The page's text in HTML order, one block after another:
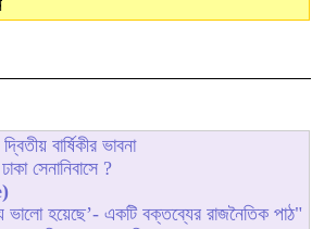
বার্ষিকীর ভাবনা
সেনানিবাসে ?
হয়েছে’- একটি বক্তব্যের রাজনৈতিক পাঠ"